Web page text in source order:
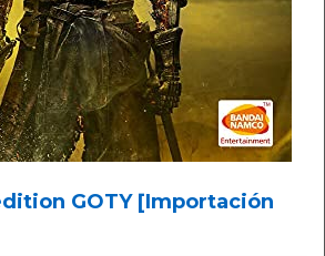
GOTY [Importación